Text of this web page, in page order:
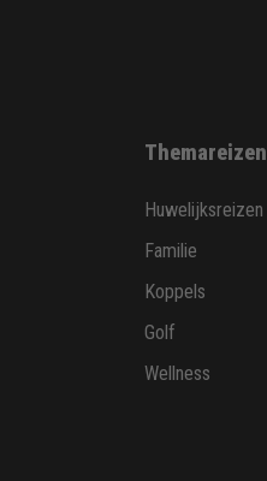
Themareizen
Huwelijksreizen
Familie
Koppels
Golf
Wellness